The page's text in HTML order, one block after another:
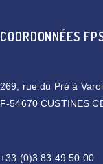
COORDONNÉES
269, rue du Pré à
F-54670 CUSTINES
+33 (0)3 83 49 50 00